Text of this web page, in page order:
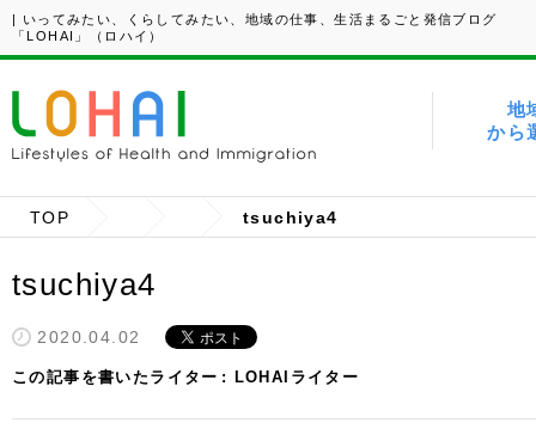
| いってみたい、くらしてみたい、地域の仕事、生活まるごと発信ブログ
「LOHAI」（ロハイ）
地
から
TOP tsuchiya4
tsuchiya4
2020.04.02
この記事を書いたライター LOHAIライター